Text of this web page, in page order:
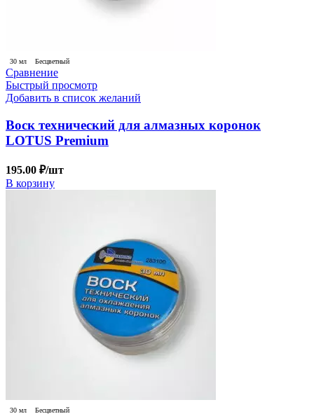
30 мл Бесцветный
Сравнение
Быстрый просмотр
Добавить в список желаний
Воск технический для алмазных коронок
LOTUS Premium
195.00 ₽/шт
В корзину
30 мл Бесцветный